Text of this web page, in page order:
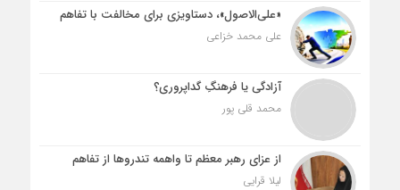
«علی‌الاصول»، دستاویزی برای مخالفت با تفاهم
علی محمد خزاعی
آزادگی یا فرهنگِ گداپروری؟
محمد قلی پور
از عزای رهبر معظم تا واهمه تندروها از تفاهم
لیلا قرایی